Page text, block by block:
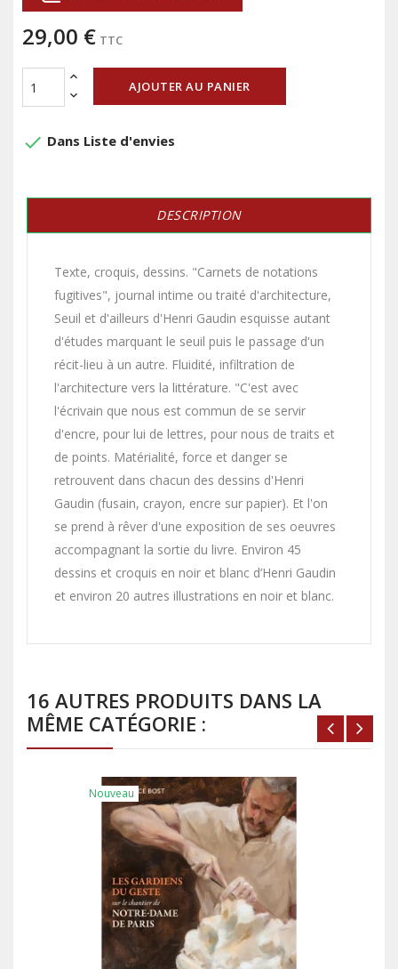
29,00 € TTC
AJOUTER AU PANIER
done Dans Liste d'envies
DESCRIPTION
Texte, croquis, dessins. "Carnets de notations
fugitives", journal intime ou traité d'architecture,
Seuil et d'ailleurs d'Henri Gaudin esquisse autant
d'études marquant le seuil puis le passage d'un
récit-lieu à un autre. Fluidité, infiltration de
l'architecture vers la littérature. "C'est avec
l'écrivain que nous est commun de se servir
d'encre, pour lui de lettres, pour nous de traits et
de points. Matérialité, force et danger se
retrouvent dans chacun des dessins d'Henri
Gaudin (fusain, crayon, encre sur papier). Et l'on
se prend à rêver d'une exposition de ses oeuvres
accompagnant la sortie du livre. Environ 45
dessins et croquis en noir et blanc d’Henri Gaudin
et environ 20 autres illustrations en noir et blanc.
16 AUTRES PRODUITS DANS LA
MÊME CATÉGORIE :
Nouveau